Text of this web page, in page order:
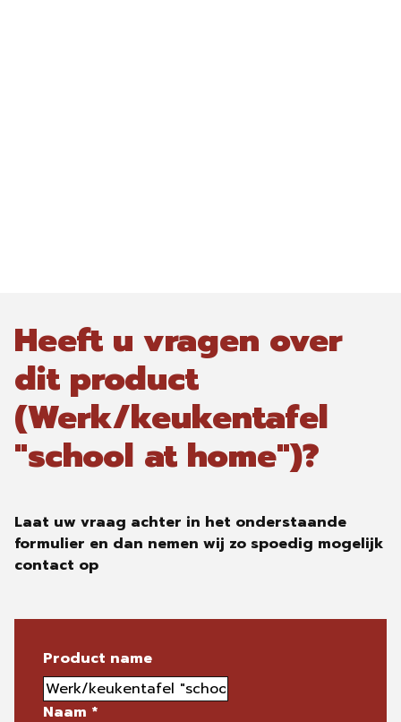
Heeft u vragen over
dit product
(Werk/keukentafel
"school at home")?
Laat uw vraag achter in het onderstaande
formulier en dan nemen wij zo spoedig mogelijk
contact op
Product name
Naam *